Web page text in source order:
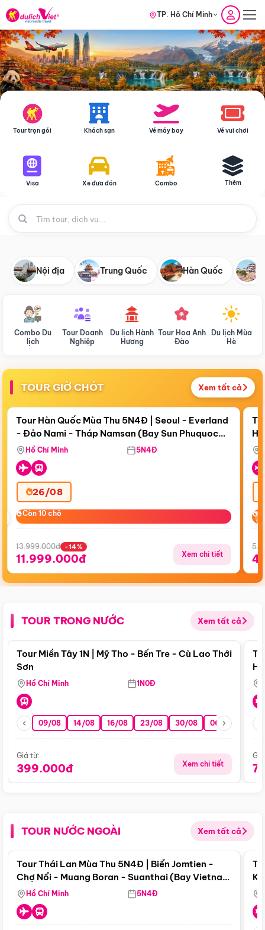
TP. Hồ Chí Minh
Tour trọn gói Khách sạn Vé máy bay Vé vui chơi
Visa Xe đưa đón Combo Thêm
Nội địa Trung Quốc Hàn Quốc
Combo Du
lịch
Tour Doanh
Nghiệp
Du lịch Hành
Hương
Tour Hoa Anh
Đào
Du lịch Mùa
Hè
TOUR GIỜ CHÓT Xem tất cả
Còn18 ngày 10:44:28
Bay Sun Phuquoc Airways
Điểm nổi bật
Tour Hàn Quốc Mùa Thu 5N4Đ | Seoul - Everland
- Đảo Nami - Tháp Namsan (Bay Sun Phuquoc
Airways)
Hồ Chí Minh 5N4Đ
26/08
Còn 10 chỗ
Còn 10 chỗ
13.999.000đ -14%
11.999.000đ Xem chi tiết
TOUR TRONG NƯỚC Xem tất cả
Điểm nổi bật
Tour Miền Tây 1N | Mỹ Tho - Bến Tre - Cù Lao Thới
Sơn
Hồ Chí Minh 1N0Đ
09/08 14/08 16/08 23/08 30/08 06/09 13/09
Giá từ:
399.000đ Xem chi tiết
TOUR NƯỚC NGOÀI Xem tất cả
Điểm nổi bật
Tour Thái Lan Mùa Thu 5N4Đ | Biển Jomtien -
Chợ Nổi - Muang Boran - Suanthai (Bay Vietnam
Airlines)
Hồ Chí Minh 5N4Đ